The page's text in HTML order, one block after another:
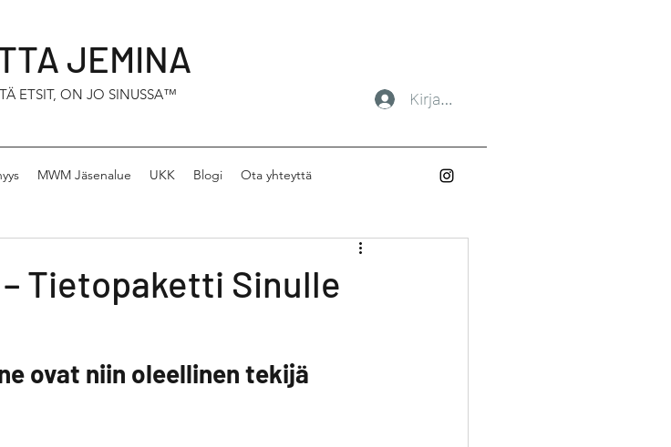
JEMINA
ETSIT, ON JO SINUSSA™ Kirjaudu
MWM Jäsenalue UKK Blogi Ota yhteyttä
Tietopaketti Sinulle
ovat niin oleellinen tekijä